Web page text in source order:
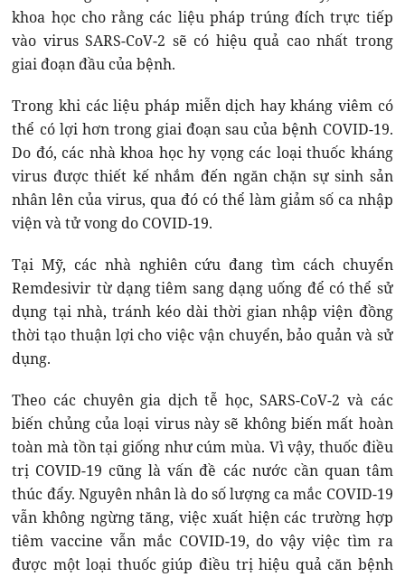
khoa học cho rằng các liệu pháp trúng đích trực tiếp
vào virus SARS-CoV-2 sẽ có hiệu quả cao nhất trong
giai đoạn đầu của bệnh.
Trong khi các liệu pháp miễn dịch hay kháng viêm có
thể có lợi hơn trong giai đoạn sau của bệnh COVID-19.
Do đó, các nhà khoa học hy vọng các loại thuốc kháng
virus được thiết kế nhắm đến ngăn chặn sự sinh sản
nhân lên của virus, qua đó có thể làm giảm số ca nhập
viện và tử vong do COVID-19.
Tại Mỹ, các nhà nghiên cứu đang tìm cách chuyển
Remdesivir từ dạng tiêm sang dạng uống để có thể sử
dụng tại nhà, tránh kéo dài thời gian nhập viện đồng
thời tạo thuận lợi cho việc vận chuyển, bảo quản và sử
dụng.
Theo các chuyên gia dịch tễ học, SARS-CoV-2 và các
biến chủng của loại virus này sẽ không biến mất hoàn
toàn mà tồn tại giống như cúm mùa. Vì vậy, thuốc điều
trị COVID-19 cũng là vấn đề các nước cần quan tâm
thúc đẩy. Nguyên nhân là do số lượng ca mắc COVID-19
vẫn không ngừng tăng, việc xuất hiện các trường hợp
tiêm vaccine vẫn mắc COVID-19, do vậy việc tìm ra
được một loại thuốc giúp điều trị hiệu quả căn bệnh